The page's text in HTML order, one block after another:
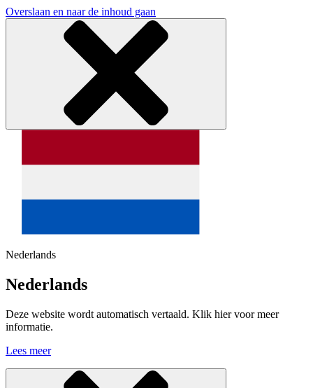
Overslaan en naar de inhoud gaan
Nederlands
Nederlands
Deze website wordt automatisch vertaald. Klik hier voor meer
informatie.
Lees meer